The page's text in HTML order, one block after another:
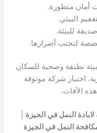
أمان متطورة.
البيئي.
للبيئة.
لتجنب أضرارها.
نظيفة وصحية للسكان
اختيار شركة موثوقة
الآفات.
النمل في الجيزة
النمل في الجيزة